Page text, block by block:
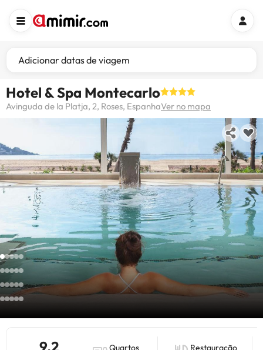
Adicionar datas de viagem
Hotel & Spa Montecarlo
Avinguda de la Platja, 2, Roses, EspanhaVer no mapa
9.2 Quartos Restauração